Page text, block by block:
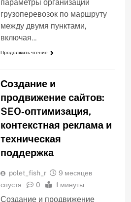
параметры организации
грузоперевозок по маршруту
между двумя пунктами,
включая…
Продолжить чтение
Создание и
продвижение сайтов:
SEO‑оптимизация,
контекстная реклама и
техническая
поддержка
polet_fish_r
9 месяцев
спустя
0 1 минуты
Создание и продвижение